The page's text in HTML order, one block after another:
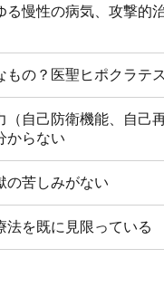
る慢性の病気、攻撃的
もの？医聖ヒポクラテ
（自己防衛機能、自己
からない
の苦しみがない
法を既に見限っている